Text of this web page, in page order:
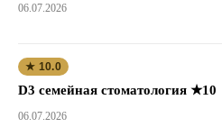
06.07.2026
★ 10.0
D3 семейная стоматология ★10
06.07.2026